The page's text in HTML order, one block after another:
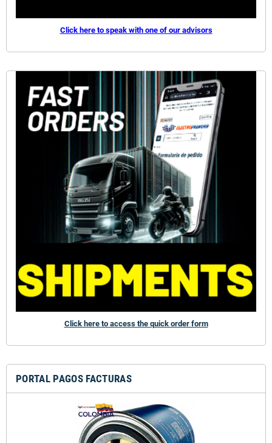
Click here to speak with one of our advisors
Click here to access the quick order form
PORTAL PAGOS FACTURAS